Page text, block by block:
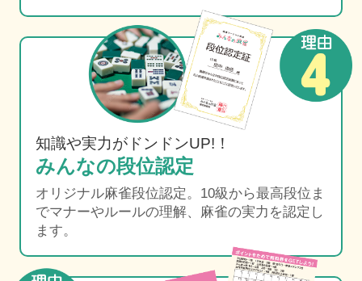
知識や実力がドンドンUP!！
みんなの段位認定
オリジナル麻雀段位認定。10級から最高段位ま
でマナーやルールの理解、麻雀の実力を認定し
ます。